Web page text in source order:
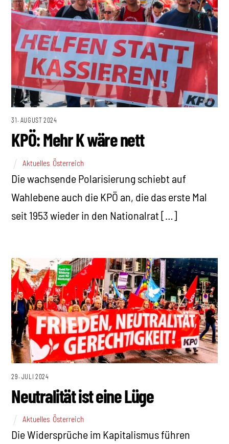
31. AUGUST 2024
KPÖ: Mehr K wäre nett
Aktuelles Österreich
Die wachsende Polarisierung schiebt auf
Wahlebene auch die KPÖ an, die das erste Mal
seit 1953 wieder in den Nationalrat […]
29. JULI 2024
Neutralität ist eine Lüge
Aktuelles Österreich
Die Widersprüche im Kapitalismus führen